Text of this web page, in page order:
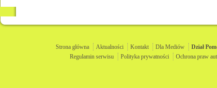
Strona główna Aktualności Kontakt Dla Mediów Dział
Regulamin serwisu
Polityka prywatności Ochrona praw